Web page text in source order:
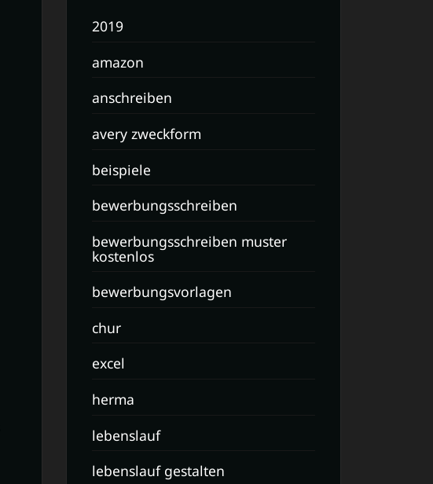
2019
amazon
anschreiben
avery zweckform
beispiele
bewerbungsschreiben
bewerbungsschreiben muster
kostenlos
bewerbungsvorlagen
chur
excel
herma
lebenslauf
lebenslauf gestalten